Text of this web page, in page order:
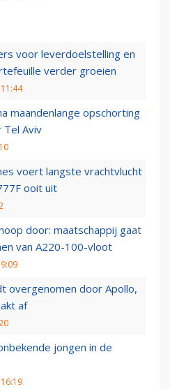
voor leverdoelstelling en
verder groeien
maandenlange opschorting
Tel Aviv
voert langste vrachtvlucht
ooit uit
door: maatschappij gaat
van A220-100-vloot
overgenomen door Apollo,
af
jongen in de